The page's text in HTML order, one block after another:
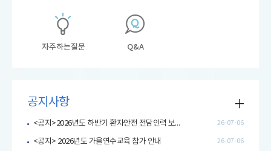
자주하는질문 Q&A
공지사항
<공지>2026년도 하반기 환자안전 전담인력 보수교육 참가 안내 26-07-06
<공지> 2026년도 가을연수교육 참가 안내 26-07-06